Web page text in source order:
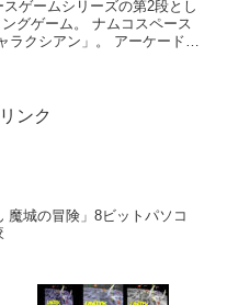
ゲームシリーズの第2段とし
ナムコスペース
」。 アーケードで
ンク
魔城の冒険」8ビットパソコ